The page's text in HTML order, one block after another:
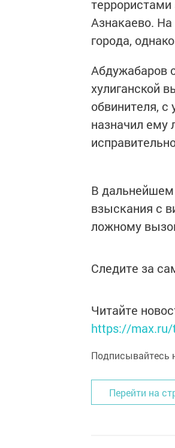
Азнакаево.
города,
Абдужабаров
хулиганской
обвинителя,
назначил ему
В дальнейшем
взыскания с
ложному
Следите за
Читайте
https://
Подписывайтесь
Перейти на